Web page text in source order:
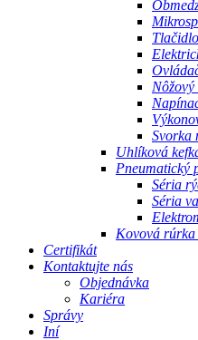
Svorka
Uhlíková
Pneumatický
Séria
Séria
Kovová
Certifikát
Kontaktujte nás
Objednávka
Kariéra
Správy
Iní